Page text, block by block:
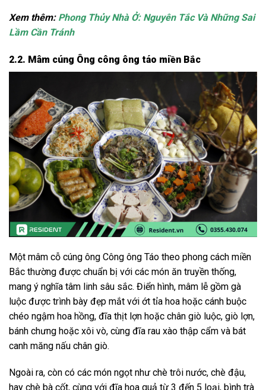
Xem thêm: Phong Thủy Nhà Ở: Nguyên Tắc Và Những Sai
Lầm Cần Tránh
2.2. Mâm cúng Ông công ông táo miền Bắc
Một mâm cỗ cúng ông Công ông Táo theo phong cách miền
Bắc thường được chuẩn bị với các món ăn truyền thống,
mang ý nghĩa tâm linh sâu sắc. Điển hình, mâm lễ gồm gà
luộc được trình bày đẹp mắt với ớt tỉa hoa hoặc cánh buộc
chéo ngậm hoa hồng, đĩa thịt lợn hoặc chân giò luộc, giò lợn,
bánh chưng hoặc xôi vò, cùng đĩa rau xào thập cẩm và bát
canh măng nấu chân giò.
Ngoài ra, còn có các món ngọt như chè trôi nước, chè đậu,
hay chè bà cốt, cùng với đĩa hoa quả từ 3 đến 5 loại, bình trà